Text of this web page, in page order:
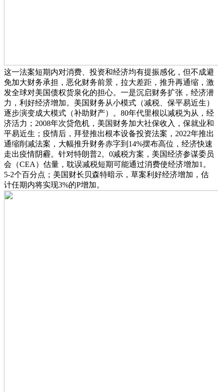
这一法案短期内对消费、投资和经济均有提振感化，但不成避
免加大财务承担，恶化财务前景，拉大差距，推升再通缩，激
发全球对美国债权货泉化的担心。一是沉启财务扩张，经济潜
力，利好经济增加。美国财务从小模式（减税、保平易近生）
逐步演变成大模式（补助财产）。80年代里根以减税为从，经
济活力；2008年次贷危机，美国财务加大社保收入，保就业和
平易近生；疫情后，拜登推出根本设备投资法案，2022年推出
通缩削减法案，大幅推升财务赤字到14%摆布高位，经济快速
走出疫情阴霾。针对特朗普2。0减税方案，美国经济参谋委员
会（CEA）估量，耽误减税短期可能通过消费使经济增加1。
5-2个百分点；美国财长贝森特暗示，草案利好经济增加，估
计任期内将实现3%的P增加。